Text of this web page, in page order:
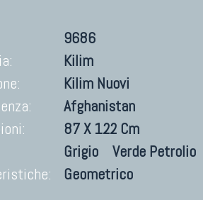
9686
Kilim
Kilim Nuovi
Afghanistan
87 X 122 Cm
Grigio Verde Petrolio
Geometrico